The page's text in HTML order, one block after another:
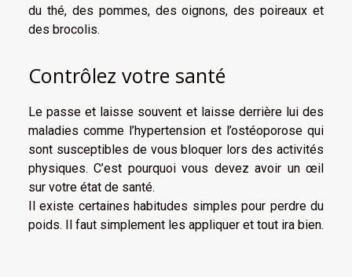
du thé, des pommes, des oignons, des poireaux et
des brocolis.
Contrôlez votre santé
Le passe et laisse souvent et laisse derrière lui des
maladies comme l’hypertension et l’ostéoporose qui
sont susceptibles de vous bloquer lors des activités
physiques. C’est pourquoi vous devez avoir un œil
sur votre état de santé.
Il existe certaines habitudes simples pour perdre du
poids. Il faut simplement les appliquer et tout ira bien.